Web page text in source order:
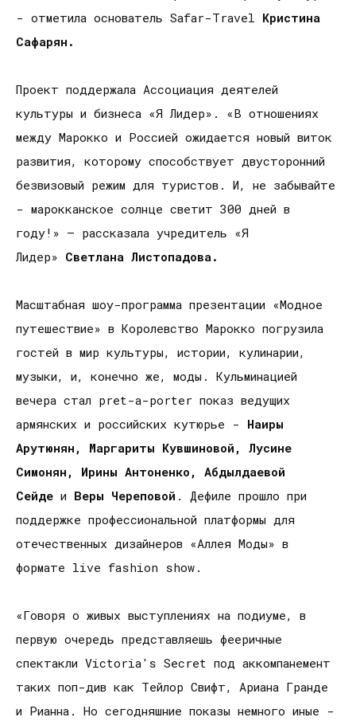
- отметила основатель Safar-Travel Кристина
Сафарян.
Проект поддержала Ассоциация деятелей
культуры и бизнеса «Я Лидер». «В отношениях
между Марокко и Россией ожидается новый виток
развития, которому способствует двусторонний
безвизовый режим для туристов. И, не забывайте
- марокканское солнце светит 300 дней в
году!» – рассказала учредитель «Я
Лидер» Светлана Листопадова.
Масштабная шоу-программа презентации «Модное
путешествие» в Королевство Марокко погрузила
гостей в мир культуры, истории, кулинарии,
музыки, и, конечно же, моды. Кульминацией
вечера стал pret-a-porter показ ведущих
армянских и российских кутюрье - Наиры
Арутюнян, Маргариты Кувшиновой, Лусине
Симонян, Ирины Антоненко, Абдылдаевой
Сейде и Веры Череповой . Дефиле прошло при
поддержке профессиональной платформы для
отечественных дизайнеров «Аллея Моды» в
формате live fashion show.
«Говоря о живых выступлениях на подиуме, в
первую очередь представляешь фееричные
спектакли Victoria's Secret под аккомпанемент
таких поп-див как Тейлор Свифт, Ариана Гранде
и Рианна. Но сегодняшние показы немного иные -